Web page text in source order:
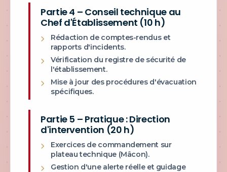
Partie 4 – Conseil technique au
Chef d'Établissement (10 h)
Rédaction de comptes-rendus et
rapports d'incidents.
Vérification du registre de sécurité de
l'établissement.
Mise à jour des procédures d'évacuation
spécifiques.
Partie 5 – Pratique : Direction
d'intervention (20 h)
Exercices de commandement sur
plateau technique (Mâcon).
Gestion d'une alerte réelle et guidage